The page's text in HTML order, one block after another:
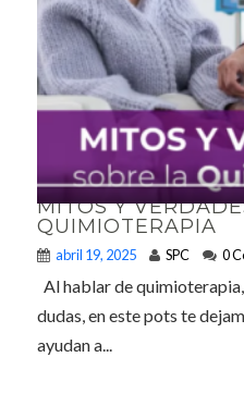
MITOS Y
QUIMIOTERAPIA
abril 19, 2025 SPC 0
Al hablar de
dudas, en este pots te
ayudan a...